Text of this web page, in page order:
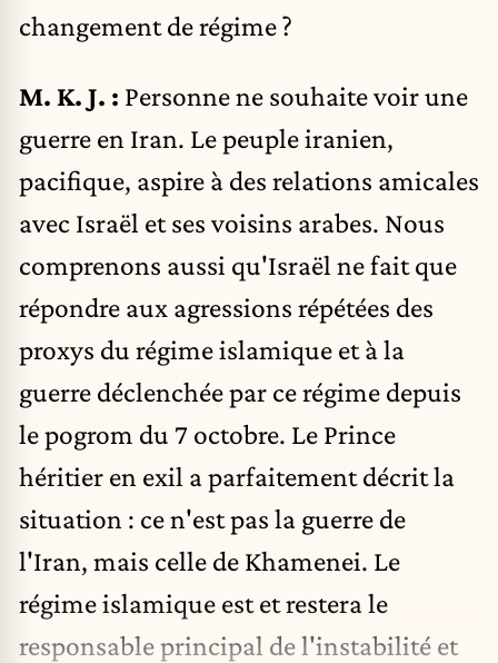
changement de régime ?
M. K. J. : Personne ne souhaite voir une
guerre en Iran. Le peuple iranien,
pacifique, aspire à des relations amicales
avec Israël et ses voisins arabes. Nous
comprenons aussi qu'Israël ne fait que
répondre aux agressions répétées des
proxys du régime islamique et à la
guerre déclenchée par ce régime depuis
le pogrom du 7 octobre. Le Prince
héritier en exil a parfaitement décrit la
situation : ce n'est pas la guerre de
l'Iran, mais celle de Khamenei. Le
régime islamique est et restera le
responsable principal de l'instabilité et